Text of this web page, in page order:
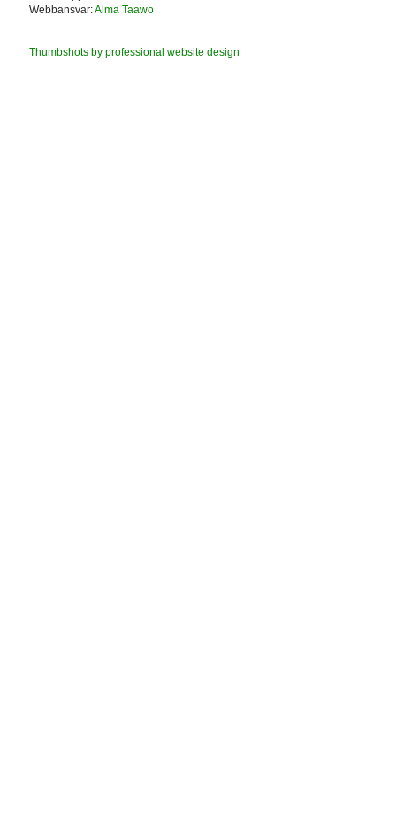
Webbansvar:Alma Taawo
Thumbshots by professional website design